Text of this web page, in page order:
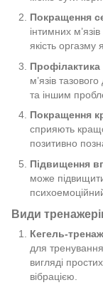
Покращення
інтимних
якість оргазму
м’язів
та іншим
Покращення
сприяють
позитивно
Підвищення
може
Види
Кегель-
для
вигляді
вібрацією.